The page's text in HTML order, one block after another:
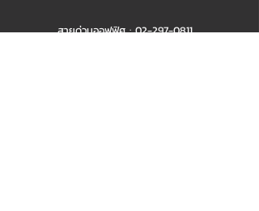
สายด่วนออฟฟิศ :02-297-0811